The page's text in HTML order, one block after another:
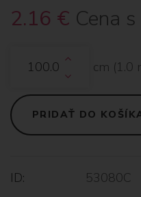
2.16 € Cena
cm (1.0
PRIDAŤ DO
ID: 53080C